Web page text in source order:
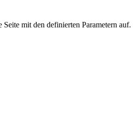
mit den definierten Parametern auf.